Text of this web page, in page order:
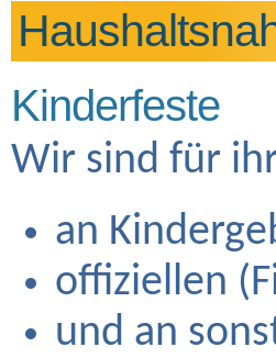
Kinderfeste
Wir sind für
an
offiziellen
und an